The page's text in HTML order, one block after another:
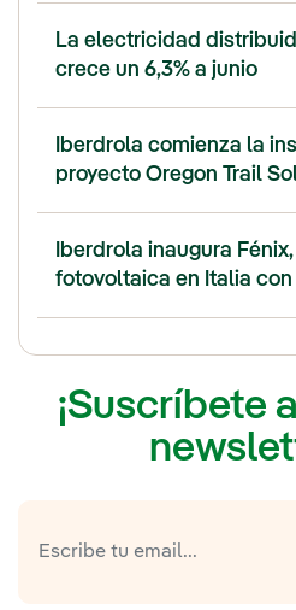
La electricidad
crece un 6,3% a junio
Iberdrola comienza la
proyecto Oregon Trail
Iberdrola inaugura
fotovoltaica en Italia con
¡Suscríbete